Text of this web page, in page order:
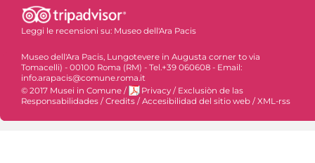
Leggi le recensioni su: Museo dell'Ara Pacis
Museo dell'Ara Pacis, Lungotevere in Augusta corner to via
Tomacelli) - 00100 Roma (RM) - Tel.+39 060608 - Email:
info.arapacis@comune.roma.it
© 2017 Musei in Comune / Privacy / Exclusiòn de las
Responsabilidades /Credits /Accesibilidad del sitio web /XML-rss